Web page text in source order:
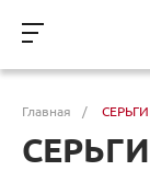
Главная /
СЕРЬГИ